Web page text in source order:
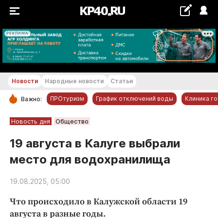
РЕКЛАМА
+23...+24 °С
РУБРИКИ
Новости компаний
Статьи
Народные новости
Благоустройство
Новости Народные новости Статьи
Важно: ПРОтуризм График отключений воды Клиника
Новость дня Общество
19 августа в Калуге выбрали
место для водохранилища
19.08.2025, 05:00
Что происходило в Калужской области 19
августа в разные годы.